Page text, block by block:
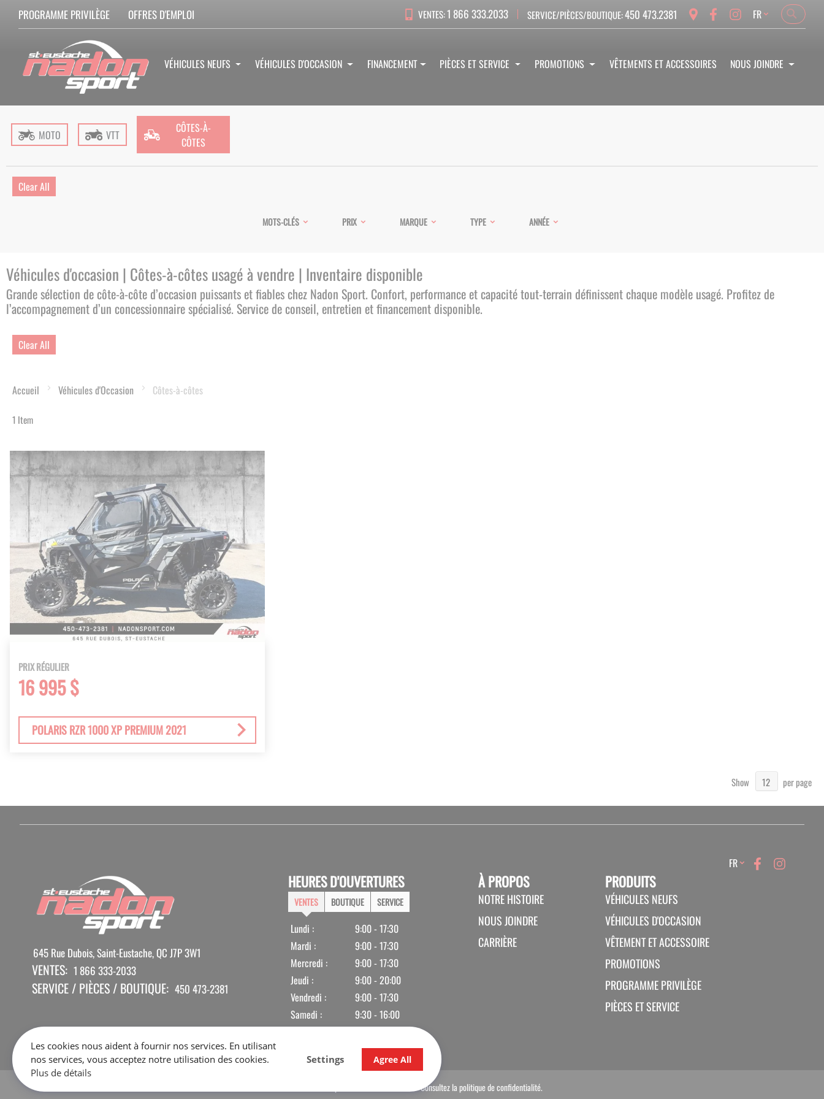
PROGRAMME PRIVILÈGE OFFRES D'EMPLOI VENTES:1 866 333.2033 SERVICE/PIÈCES/BOUTIQUE:450 473.2381
Search
Search
Language
FR
VÉHICULES NEUFS VÉHICULES D'OCCASION FINANCEMENT PIÈCES ET SERVICE PROMOTIONS VÊTEMENTS ET ACCESSOIRES NOUS JOINDRE
MOTO VTT
CÔTES-À-
CÔTES
Clear All
MOTS-CLÉS PRIX MARQUE TYPE ANNÉE
Véhicules d'occasion | Côtes-à-côtes usagé à vendre | Inventaire disponible
Grande sélection de côte-à-côte d’occasion puissants et fiables chez Nadon Sport. Confort, performance et capacité tout-terrain définissent chaque modèle usagé. Profitez de
l’accompagnement d’un concessionnaire spécialisé. Service de conseil, entretien et financement disponible.
Clear All
Accueil Véhicules d'Occasion Côtes-à-côtes
1 Item
PRIX RÉGULIER
16 995 $
POLARIS RZR 1000 XP PREMIUM 2021
Show per page
Language
FR
645 Rue Dubois, Saint-Eustache, QC J7P 3W1
VENTES: 1 866 333-2033
SERVICE / PIÈCES / BOUTIQUE: 450 473-2381
HEURES D'OUVERTURES
VENTES BOUTIQUE SERVICE
Lundi :
9:00 - 17:30
Mardi :
9:00 - 17:30
Mercredi :
9:00 - 17:30
Jeudi :
9:00 - 20:00
Vendredi :
9:00 - 17:30
Samedi :
9:30 - 16:00
Dimanche
Fermé
À PROPOS
NOTRE HISTOIRE
NOUS JOINDRE
CARRIÈRE
PRODUITS
VÉHICULES NEUFS
VÉHICULES D'OCCASION
VÊTEMENT ET ACCESSOIRE
PROMOTIONS
PROGRAMME PRIVILÈGE
PIÈCES ET SERVICE
Les cookies nous aident à fournir nos services. En utilisant
nos services, vous acceptez notre utilisation des cookies.
Plus de détails
Settings Agree All
Consultez la politique de confidentialité.